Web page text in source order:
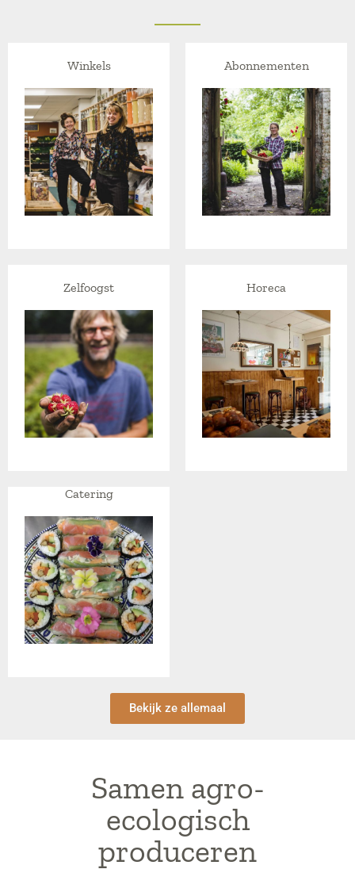
Winkels Abonnementen
Zelfoogst Horeca
Catering
Bekijk ze allemaal
Samen agro-
ecologisch
produceren